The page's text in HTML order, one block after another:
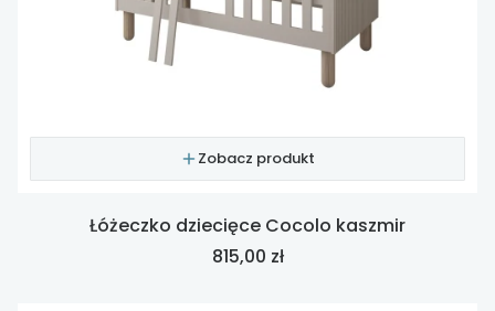
Zobacz produkt
Łóżeczko dziecięce Cocolo kaszmir
Cena
815,00 zł